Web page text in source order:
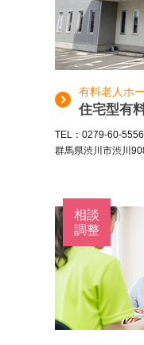
有料老人ホ
住宅型有
TEL：0279-60-5556
群馬県渋川市渋川
相談
調整